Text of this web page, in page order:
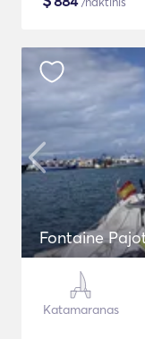
Fontaine
Katamaranas